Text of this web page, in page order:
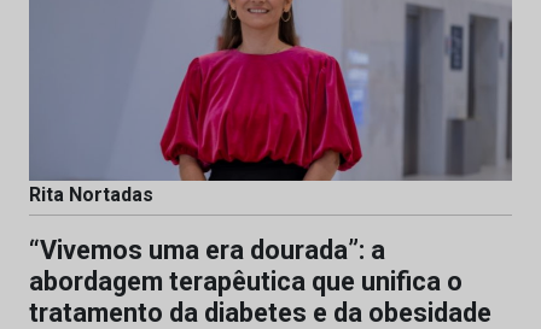
Rita Nortadas
“Vivemos uma era dourada”: a
abordagem terapêutica que unifica o
tratamento da diabetes e da obesidade